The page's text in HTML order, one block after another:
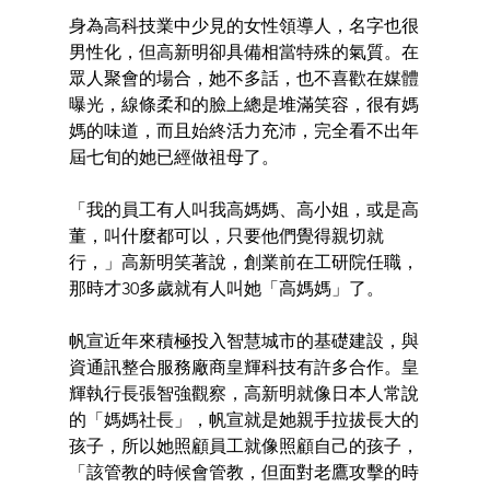
身為高科技業中少見的女性領導人，名字也很
男性化，但高新明卻具備相當特殊的氣質。在
眾人聚會的場合，她不多話，也不喜歡在媒體
曝光，線條柔和的臉上總是堆滿笑容，很有媽
媽的味道，而且始終活力充沛，完全看不出年
屆七旬的她已經做祖母了。
「我的員工有人叫我高媽媽、高小姐，或是高
董，叫什麼都可以，只要他們覺得親切就
行，」高新明笑著說，創業前在工研院任職，
那時才30多歲就有人叫她「高媽媽」了。
帆宣近年來積極投入智慧城市的基礎建設，與
資通訊整合服務廠商皇輝科技有許多合作。皇
輝執行長張智強觀察，高新明就像日本人常說
的「媽媽社長」，帆宣就是她親手拉拔長大的
孩子，所以她照顧員工就像照顧自己的孩子，
「該管教的時候會管教，但面對老鷹攻擊的時